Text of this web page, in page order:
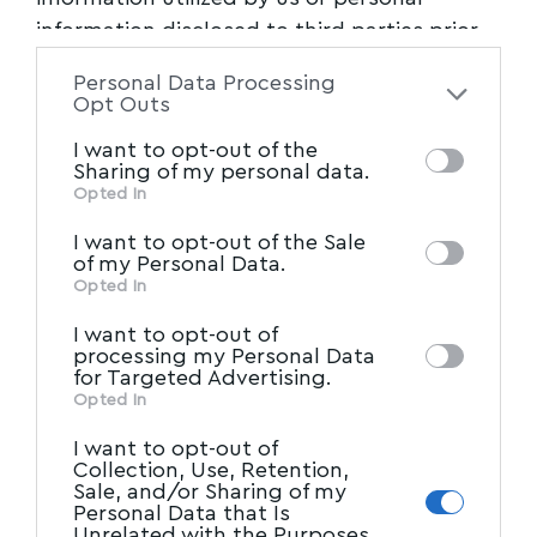
information disclosed to third parties prior
of the further disclosure of your personal
of downstream participants. This
information may also be disclosed by us to
Participantsthat may further disclose it to
other third parties.
Personal Data Processing
Opt Outs
I want to opt-out of the
Sharing of my personal data.
Opted In
I want to opt-out of the Sale
of my Personal Data.
Opted In
I want to opt-out of
processing my Personal Data
for Targeted Advertising.
Opted In
I want to opt-out of
Collection, Use, Retention,
Sale, and/or Sharing of my
Personal Data that Is
Ν. Παπαπέτρος για ΔΕΥΑΜΒ: Αντί να
απολογούνται, αυτοθαυμάζονται –
Καταγέλαστος για μια ακόμη φορά ο Αργ.
Κοπάνας
Τις ευθύνες της ΔΕΥΑΜΒ και της δημοτικής
αρχής Βόλου για το γεγονός
Newsroom 08/05/2025